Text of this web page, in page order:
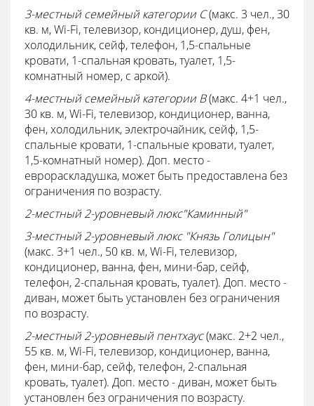
3-местный семейный категории С(макс. 3 чел., 30
кв. м, Wi-Fi, телевизор, кондиционер, душ, фен,
холодильник, сейф, телефон, 1,5-спальные
кровати, 1-спальная кровать, туалет, 1,5-
комнатный номер, с аркой).
4-местный семейный категории В(макс. 4+1 чел.,
30 кв. м, Wi-Fi, телевизор, кондиционер, ванна,
фен, холодильник, электрочайник, сейф, 1,5-
спальные кровати, 1-спальные кровати, туалет,
1,5-комнатный номер). Доп. место -
еврораскладушка, может быть предоставлена без
ограничения по возрасту.
2-местный 2-уровневый люкс"Каминный"
3-местный 2-уровневый люкс "Князь Голицын"
(макс. 3+1 чел., 50 кв. м, Wi-Fi, телевизор,
кондиционер, ванна, фен, мини-бар, сейф,
телефон, 2-спальная кровать, туалет). Доп. место -
диван, может быть установлен без ограничения
по возрасту.
2-местный 2-уровневый пентхаус(макс. 2+2 чел.,
55 кв. м, Wi-Fi, телевизор, кондиционер, ванна,
фен, мини-бар, сейф, телефон, 2-спальная
кровать, туалет). Доп. место - диван, может быть
установлен без ограничения по возрасту.